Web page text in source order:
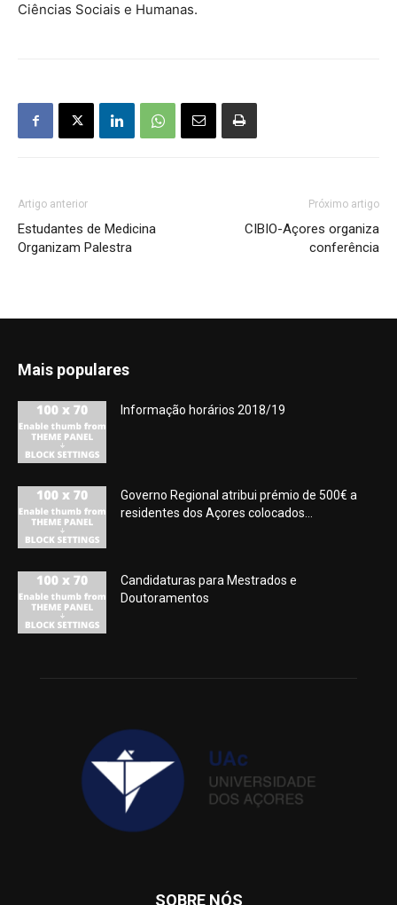
Ciências Sociais e Humanas.
Artigo anterior
Estudantes de Medicina
Organizam Palestra
Próximo artigo
CIBIO-Açores organiza
conferência
Mais populares
Informação horários 2018/19
Governo Regional atribui prémio de 500€ a
residentes dos Açores colocados...
Candidaturas para Mestrados e
Doutoramentos
SOBRE NÓS